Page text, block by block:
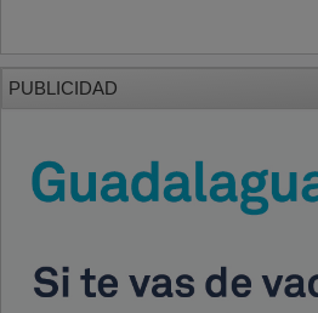
PUBLICIDAD